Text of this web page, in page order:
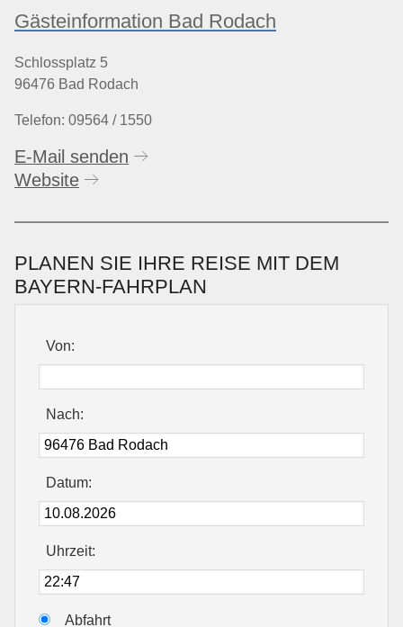
Gästeinformation Bad Rodach
Schlossplatz 5
96476 Bad Rodach
Telefon: 09564 / 1550
E-Mail senden
Website
PLANEN SIE IHRE REISE MIT DEM
BAYERN-FAHRPLAN
Von:
Nach:
Datum:
Uhrzeit:
Abfahrt